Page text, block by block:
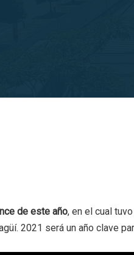
de este año, en el cual
2021 será un año clave